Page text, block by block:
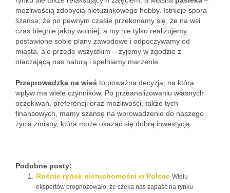
możliwością zdobycia nietuzinkowego hobby. Istnieje spora
szansa, że po pewnym czasie przekonamy się, że na wsi
czas biegnie jakby wolniej, a my nie tylko realizujemy
postawione sobie plany zawodowe i odpoczywamy od
miasta, ale przede wszystkim – żyjemy w zgodzie z
otaczającą nas naturą i spełniamy marzenia.
Przeprowadzka na wieś to poważna decyzja, na która
wpływ ma wiele czynników. Po przeanalizowaniu własnych
oczekiwań, preferencji oraz możliwości, także tych
finansowych, mamy szansę na wprowadzenie do naszego
życia zmiany, która może okazać się dobrą inwestycją.
Podobne posty:
Rośnie rynek nieruchomości w Polsce Wielu
ekspertów prognozowało, że czeka nas zapaść na rynku